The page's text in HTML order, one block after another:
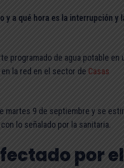
y a qué hora es la interrupción y
programado de agua potable en
la red en el sector de Casas
martes 9 de septiembre y se
lo señalado por la sanitaria.
por el